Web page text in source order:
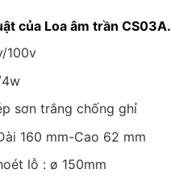
của Loa âm trần CS03A.
100v
sơn trắng chống ghỉ
160 mm-Cao 62 mm
lỗ : ø 150mm